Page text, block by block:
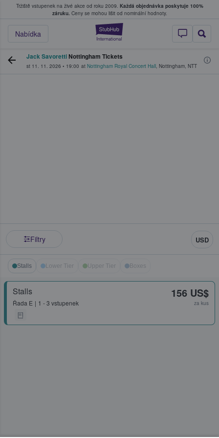
Tržiště vstupenek na živé akce od roku 2009. Každá objednávka poskytuje 100%
záruku. Ceny se mohou lišit od nominální hodnoty.
StubHub –
Nabídka
kde fanoušci kupují a prodávají vstupenky
Jack Savoretti Nottingham Tickets
st 11. 11. 2026 • 19:00 at Nottingham Royal Concert Hall, Nottingham, NTT
Filtry USD
Stalls Lower Tier Upper Tier Boxes
Stalls
Řada E 1 - 3 vstupenek
156 US$
za kus